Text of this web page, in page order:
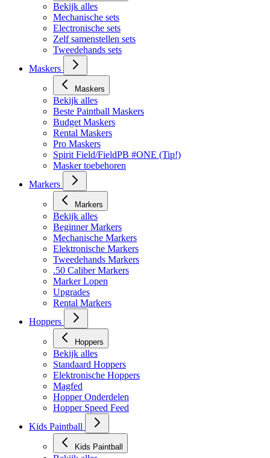
Bekijk alles
Mechanische sets
Electronische sets
Zelf samenstellen sets
Tweedehands sets
Maskers
Maskers
Bekijk alles
Beste Paintball Maskers
Budget Maskers
Rental Maskers
Pro Maskers
Spirit Field/FieldPB #ONE (Tip!)
Masker toebehoren
Markers
Markers
Bekijk alles
Beginner Markers
Mechanische Markers
Elektronische Markers
Tweedehands Markers
.50 Caliber Markers
Marker Lopen
Upgrades
Rental Markers
Hoppers
Hoppers
Bekijk alles
Standaard Hoppers
Elektronische Hoppers
Magfed
Hopper Onderdelen
Hopper Speed Feed
Kids Paintball
Kids Paintball